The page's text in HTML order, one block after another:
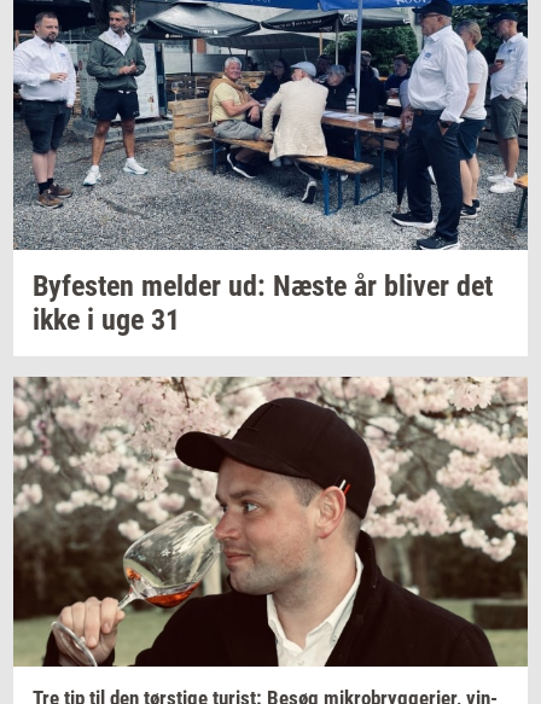
By­fe­sten mel­der ud: Næste år bli­ver det
ikke i uge 31
Tre tip til den tørsti­ge turist: Besøg mi­kro­bryg­ge­ri­er, vin­